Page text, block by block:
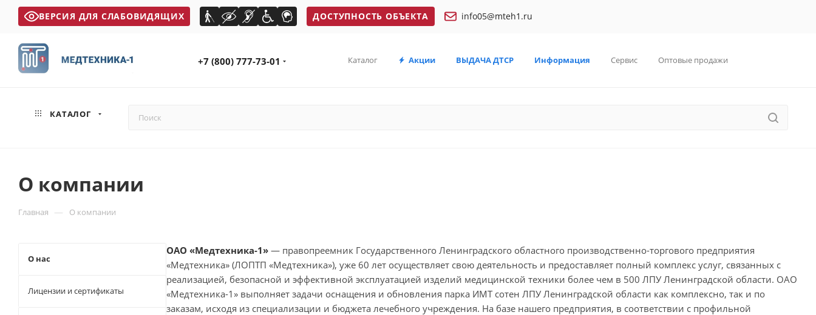
ВЕРСИЯ ДЛЯ СЛАБОВИДЯЩИХ ДОСТУПНОСТЬ ОБЪЕКТА info05@mteh1.ru
+7 (800) 777-73-01 Каталог Акции ВЫДАЧА ДТСР Информация Сервис Оптовые продажи
КАТАЛОГ
О компании
Главная — О компании
ОАО «Медтехника-1» — правопреемник Государственного Ленинградского областного производственно-торгового предприятия
«Медтехника» (ЛОПТП «Медтехника»), уже 60 лет осуществляет свою деятельность и предоставляет полный комплекс услуг, связанных с
реализацией, безопасной и эффективной эксплуатацией изделий медицинской техники более чем в 500 ЛПУ Ленинградской области. ОАО
«Медтехника-1» выполняет задачи оснащения и обновления парка ИМТ сотен ЛПУ Ленинградской области как комплексно, так и по
заказам, исходя из специализации и бюджета лечебного учреждения. На базе нашего предприятия, в соответствии с профильной
О нас
Лицензии и сертификаты